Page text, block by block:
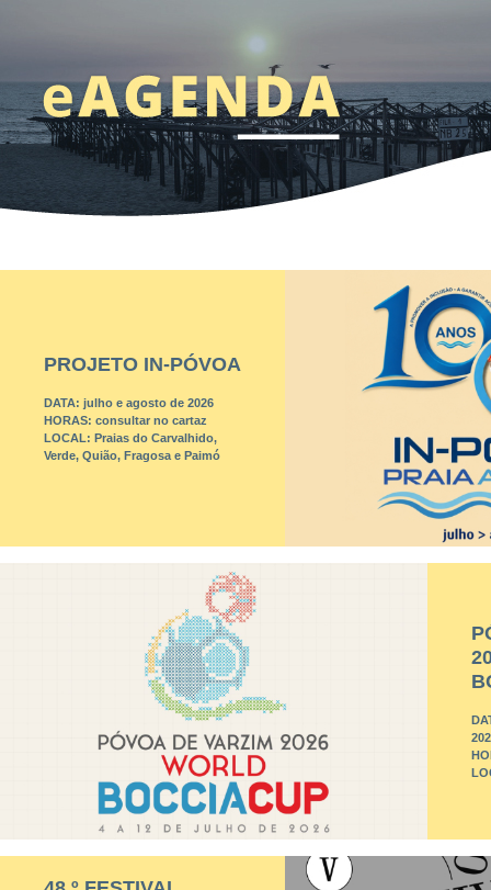
PROJETO IN-PÓVOA
DATA: julho e agosto de 2026
HORAS: consultar no cartaz
LOCAL: Praias do Carvalhido,
Verde, Quião, Fragosa e Paimó